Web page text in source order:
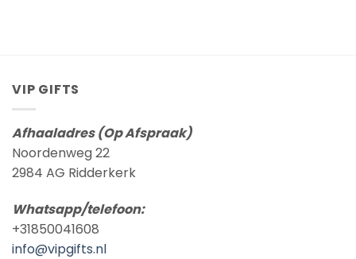
VIP GIFTS
Afhaaladres (Op Afspraak)
Noordenweg 22
2984 AG Ridderkerk
Whatsapp/telefoon:
+31850041608
info@vipgifts.nl